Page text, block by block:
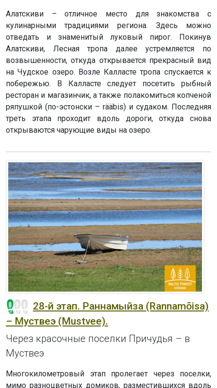
Алатскиви – отличное место для знакомства с
кулинарными традициями региона. Здесь можно
отведать и знаменитый луковый пирог. Покинув
Алатскиви, Лесная тропа далее устремляется по
возвышенности, откуда открывается прекрасный вид
на Чудское озеро. Возле Калласте тропа спускается к
побережью. В Калласте следует посетить рыбный
ресторан и магазинчик, а также полакомиться копченой
ряпушкой (по-эстонски – rääbis) и судаком. Последняя
треть этапа проходит вдоль дороги, откуда снова
открываются чарующие виды на озеро.
28-й этап. Раннамыйза (Rannamõisa)
– Муствеэ (Mustvee).
Через красочные поселки Причудья – в
Муствеэ
Многокилометровый этап пролегает через поселки,
мимо разноцветных домиков, разместившихся вдоль